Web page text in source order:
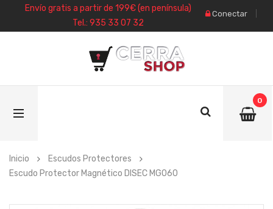
Envío gratis a partir de 199€ (en península)
Tel.: 935 33 07 32
Conectar
0
Inicio
Escudos Protectores
Escudo Protector Magnético DISEC MG060